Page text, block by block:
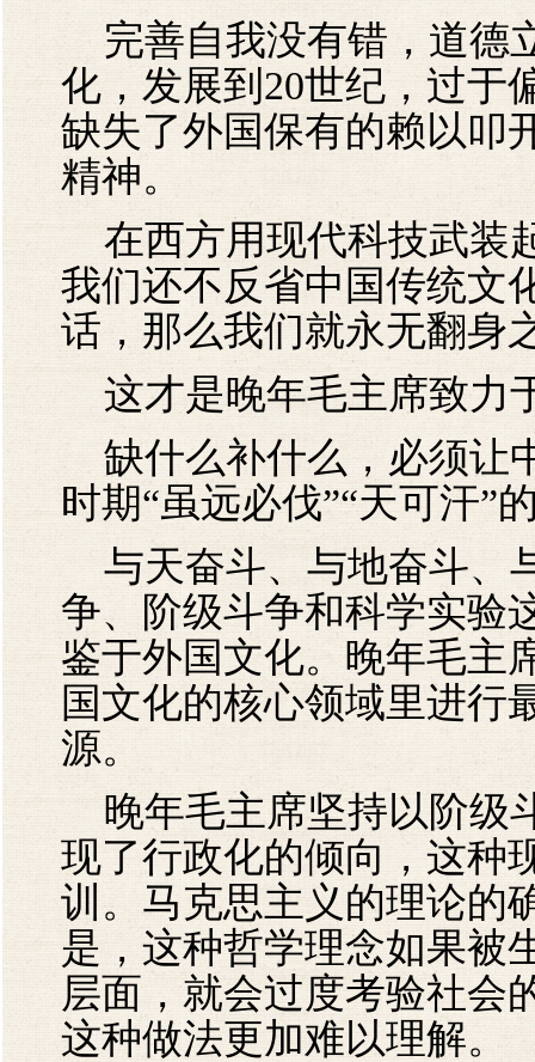
完善自我没有错，道德
化，发展到20世纪，过于
缺失了外国保有的赖以叩
精神。
在西方用现代科技武装
我们还不反省中国传统文
话，那么我们就永无翻身
这才是晚年毛主席致力
缺什么补什么，必须让
时期“虽远必伐”“天可汗”
与天奋斗、与地奋斗、
争、阶级斗争和科学实验
鉴于外国文化。晚年毛主
国文化的核心领域里进行
源。
晚年毛主席坚持以阶级
现了行政化的倾向，这种
训。马克思主义的理论的
是，这种哲学理念如果被
层面，就会过度考验社会
这种做法更加难以理解。